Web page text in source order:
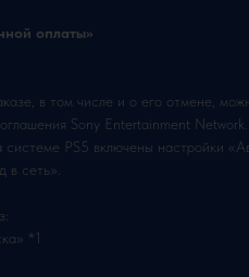
оплаты»
в том числе и о его отмене,
Sony Entertainment
системе PS5 включены настройки
в сеть».
*1